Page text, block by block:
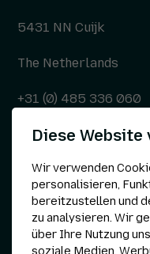
5431 NN Cuijk
The Netherlands
+31 (0) 485 336 060
info@kepser.nl
Andere
Diese Website
Wir verwenden
personalisieren,
bereitzustellen und
zu analysieren. Wir
über Ihre Nutzung
soziale Medien,